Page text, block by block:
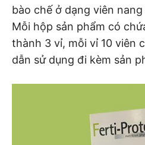
bào chế ở dạng viên
Mỗi hộp sản phẩm có
thành 3 vỉ, mỗi vỉ 10 viên
dẫn sử dụng đi kèm sản